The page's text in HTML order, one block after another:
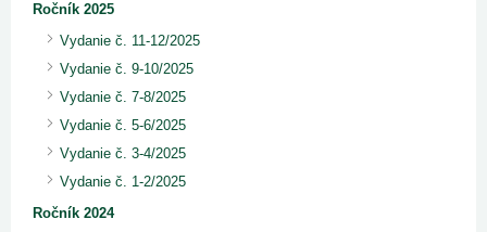
Ročník 2025
Vydanie č. 11-12/2025
Vydanie č. 9-10/2025
Vydanie č. 7-8/2025
Vydanie č. 5-6/2025
Vydanie č. 3-4/2025
Vydanie č. 1-2/2025
Ročník 2024